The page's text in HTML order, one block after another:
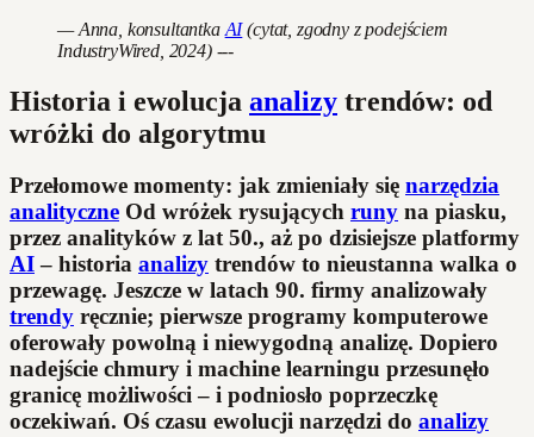
— Anna, konsultantka AI(cytat, zgodny z podejściem
IndustryWired, 2024) ---
Historia i ewolucja analizy trendów: od
wróżki do algorytmu
Przełomowe momenty: jak zmieniały się narzędzia
analityczne Od wróżek rysujących runy na piasku,
przez analityków z lat 50., aż po dzisiejsze platformy
AI– historia analizy trendów to nieustanna walka o
przewagę. Jeszcze w latach 90. firmy analizowały
trendy ręcznie; pierwsze programy komputerowe
oferowały powolną i niewygodną analizę. Dopiero
nadejście chmury i machine learningu przesunęło
granicę możliwości – i podniosło poprzeczkę
oczekiwań. Oś czasu ewolucji narzędzi do analizy